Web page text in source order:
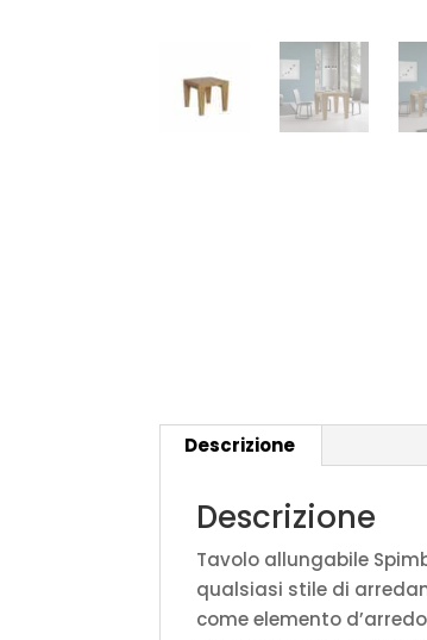
Descrizione
Descrizione
Tavolo allungabile
qualsiasi stile di
come elemento